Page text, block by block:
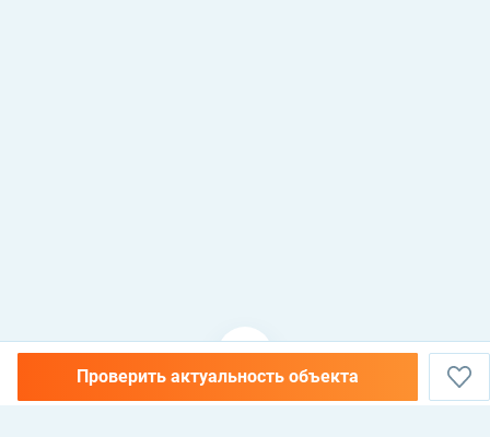
Проверить актуальность объекта